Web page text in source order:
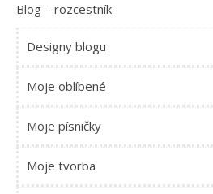
Blog – rozcestník
Designy blogu
Moje oblíbené
Moje písničky
Moje tvorba